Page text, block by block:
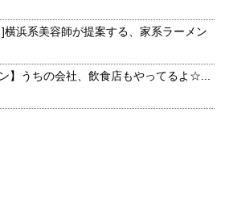
横浜系美容師が提案する、家系ラーメン
】うちの会社、飲食店もやってるよ☆...